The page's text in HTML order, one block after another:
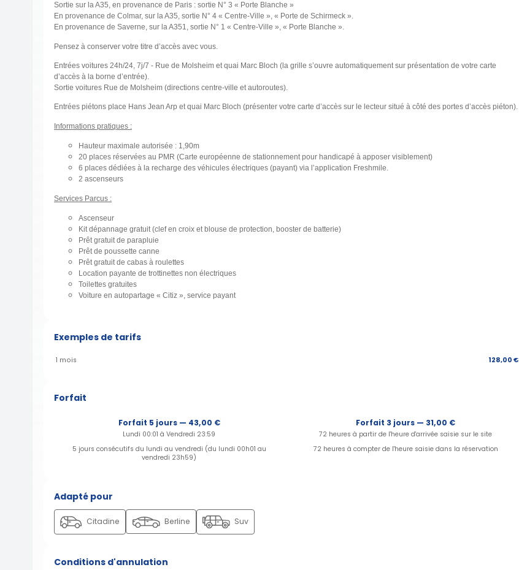
Sortie sur la A35, en provenance de Paris : sortie N° 3 « Porte Blanche »
En provenance de Colmar, sur la A35, sortie N° 4 « Centre-Ville », « Porte de Schirmeck ».
En provenance de Saverne, sur la A351, sortie N° 1 « Centre-Ville », « Porte Blanche ».
Pensez à conserver votre titre d’accès avec vous.
Entrées voitures 24h/24, 7j/7 - Rue de Molsheim et quai Marc Bloch (la grille s’ouvre automatiquement sur présentation de votre carte
d’accès à la borne d’entrée).
Sortie voitures Rue de Molsheim (directions centre-ville et autoroutes).
Entrées piétons place Hans Jean Arp et quai Marc Bloch (présenter votre carte d’accès sur le lecteur situé à côté des portes d’accès piéton).
Informations pratiques :
Hauteur maximale autorisée : 1,90m
20 places réservées au PMR (Carte européenne de stationnement pour handicapé à apposer visiblement)
6 places dédiées à la recharge des véhicules électriques (payant) via l’application Freshmile.
2 ascenseurs
Services Parcus :
Ascenseur
Kit dépannage gratuit (clef en croix et blouse de protection, booster de batterie)
Prêt gratuit de parapluie
Prêt de poussette canne
Prêt gratuit de cabas à roulettes
Location payante de trottinettes non électriques
Toilettes gratuites
Voiture en autopartage « Citiz », service payant
Exemples de tarifs
1 mois 128,00 €
Forfait
Forfait 5 jours — 43,00 €
Lundi 00:01 à Vendredi 23:59
5 jours consécutifs du lundi au vendredi (du lundi 00h01 au
vendredi 23h59)
Forfait 3 jours — 31,00 €
72 heures à partir de l'heure d'arrivée saisie sur le site
72 heures à compter de l'heure saisie dans la réservation
Adapté pour
Citadine Berline Suv
Conditions d'annulation